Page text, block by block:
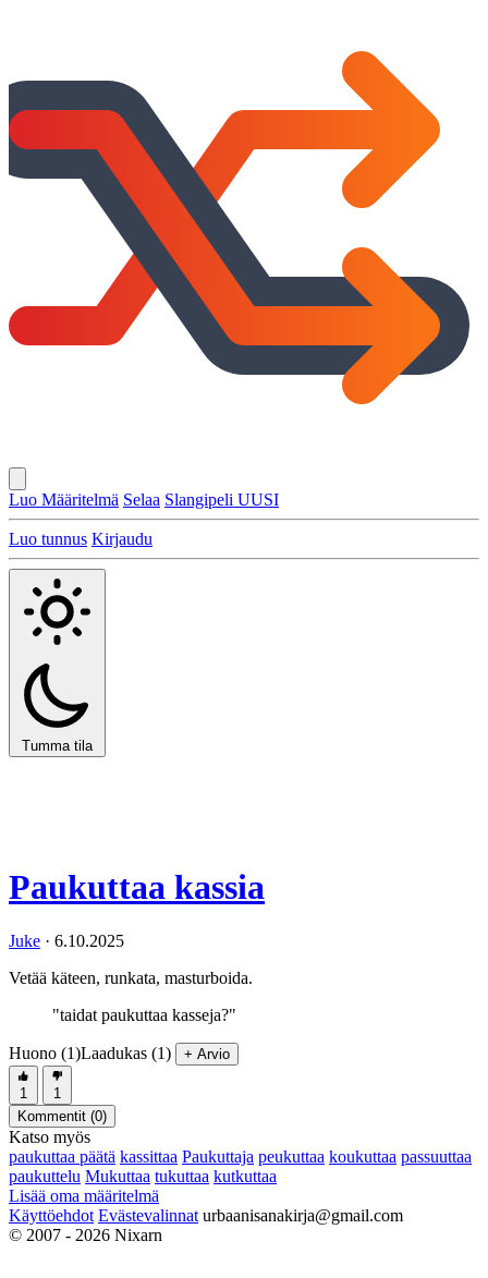
Luo Määritelmä Selaa Slangipeli UUSI
Luo tunnus Kirjaudu
Tumma tila
Paukuttaa kassia
Juke · 6.10.2025
Vetää käteen, runkata, masturboida.
"taidat paukuttaa kasseja?"
Huono (1)Laadukas (1) + Arvio
1
1
Kommentit (0)
Katso myös
paukuttaa päätä kassittaa Paukuttaja peukuttaa koukuttaa passuuttaa
paukuttelu Mukuttaa tukuttaa kutkuttaa
Lisää oma määritelmä
Käyttöehdot Evästevalinnat urbaanisanakirja@gmail.com
© 2007 - 2026 Nixarn